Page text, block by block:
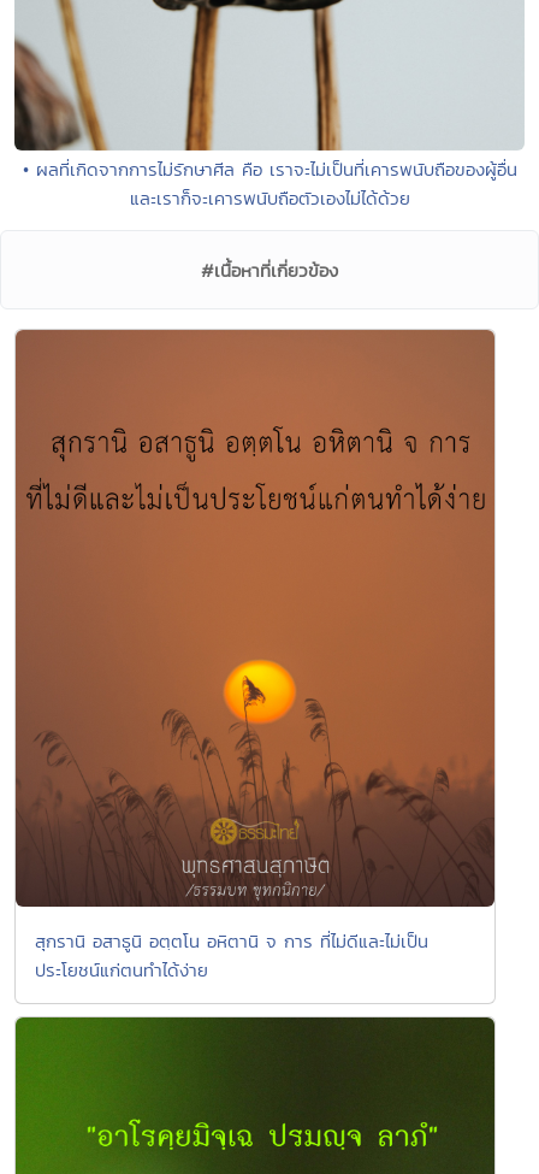
• ผลที่เกิดจากการไม่รักษาศีล คือ เราจะไม่เป็นที่เคารพนับถือของผู้อื่น
และเราก็จะเคารพนับถือตัวเองไม่ได้ด้วย
#เนื้อหาที่เกี่ยวข้อง
สุกรานิ อสาธูนิ อตฺตโน อหิตานิ จ การ ที่ไม่ดีและไม่เป็น
ประโยชน์แก่ตนทำได้ง่าย